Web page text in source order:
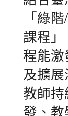
「綠
課程
程能
及擴
教師
發、教